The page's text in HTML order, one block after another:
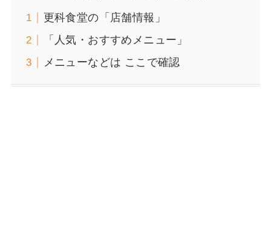
更科食堂の「店舗情報」
「人気・おすすめメニュー」
メニューなどは ここで確認